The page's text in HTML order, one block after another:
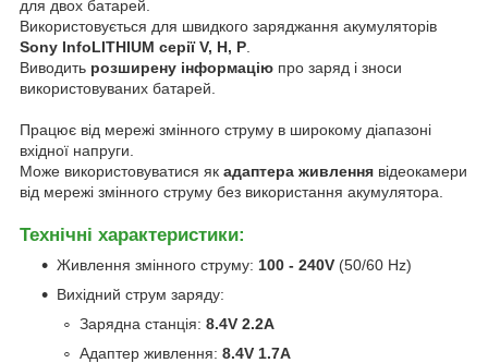
для двох батарей.
Використовується для швидкого заряджання акумуляторів
Sony InfoLITHIUM серії V, H, P
Виводить розширену інформацію про заряд і зноси
використовуваних батарей.
Працює від мережі змінного струму в широкому діапазоні
вхідної напруги.
Може використовуватися як адаптера живлення відеокамери
від мережі змінного струму без використання акумулятора.
Технічні характеристики:
Живлення змінного струму: 100 - 240V (50/60 Hz)
Вихідний струм заряду:
Зарядна станція: 8.4V 2.2A
Адаптер живлення: 8.4V 1.7A